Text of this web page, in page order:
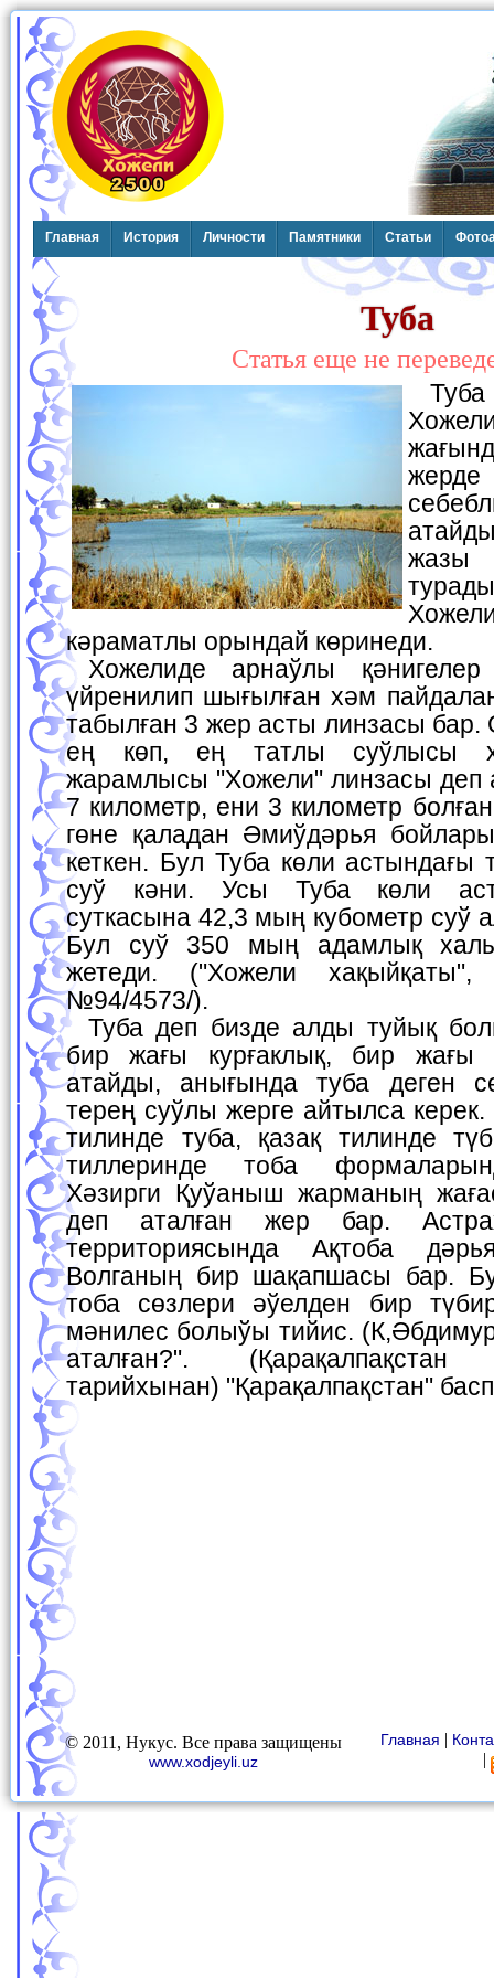
Главная История Личности Памятники Статьи
Туба
Статья еще не
Туба елаты гөне
жерде
кәраматлы орындай көринеди.
Хожелиде арнаўлы қәнигелер тәрепинен толық
үйренилип шығылған хәм
табылған 3 жер асты линзасы
ең көп, ең татлы суўлысы
жарамлысы "Хожели" линзасы деп
7 километр, ени 3 километр
гөне қаладан Әмиўдәрья
кеткен. Бул Туба көли астындағы
суў кәни. Усы Туба көли
суткасына 42,3 мың кубометр суў
Бул суў 350 мың адамлық
жетеди. ("Хожели
№94/4573/).
Туба деп бизде алды туйық болып кесилип қалған,
бир жағы курғаклық, бир жағы
атайды, анығында туба деген
терең суўлы жерге айтылса керек.
тилинде туба, қазақ тилинде
тиллеринде тоба
Хәзирги Қуўаныш жарманың
деп аталған жер бар.
территориясында Ақтоба
Волганың бир шақапшасы бар.
тоба сөзлери әўелден бир
мәнилес болыўы тийис.
аталған?". (Қарақалпақстан
тарийхынан) "Қарақалпақстан"
© 2011, Нукус. Все права защищены
www.xodjeyli.uz
Главная |
|